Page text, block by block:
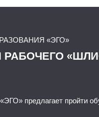
«ЭГО»
РАБОЧЕГО
предлагает пройти